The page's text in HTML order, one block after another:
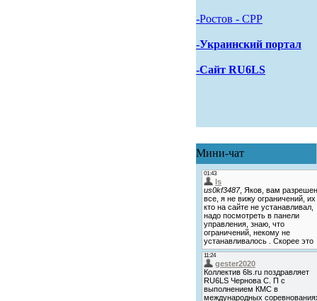
-Pостов - CPP
-Украинский портал
-Сайт RU6LS
Мини-чат